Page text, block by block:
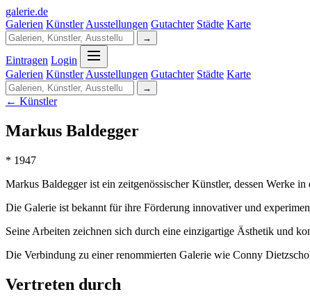
galerie.de
Galerien Künstler Ausstellungen Gutachter Städte Karte
→
Eintragen Login
Galerien Künstler Ausstellungen Gutachter Städte Karte
→
← Künstler
Markus Baldegger
* 1947
Markus Baldegger ist ein zeitgenössischer Künstler, dessen Werke
Die Galerie ist bekannt für ihre Förderung innovativer und
Seine Arbeiten zeichnen sich durch eine einzigartige Ästhetik und
Die Verbindung zu einer renommierten Galerie wie Conny
Vertreten durch